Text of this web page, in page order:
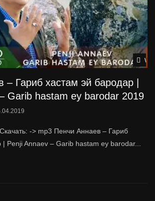
– Гариб хастам эй бародар |
Garib hastam ey barodar 2019
-> mp3 Пенчи Аннаев – Гариб
Penji Annaev – Garib hastam ey barodar...